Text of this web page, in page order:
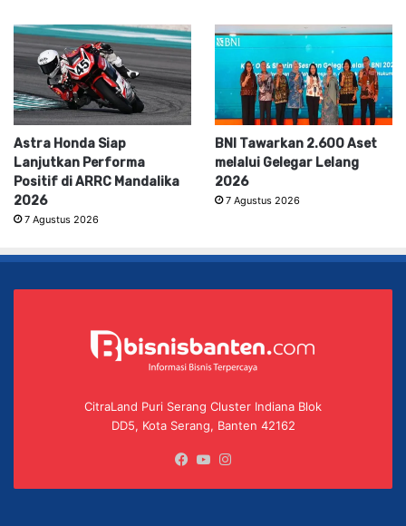
Astra Honda Siap
Lanjutkan Performa
Positif di ARRC Mandalika
2026
7 Agustus 2026
BNI Tawarkan 2.600 Aset
melalui Gelegar Lelang
2026
7 Agustus 2026
CitraLand Puri Serang Cluster Indiana Blok
DD5, Kota Serang, Banten 42162
Facebook
YouTube